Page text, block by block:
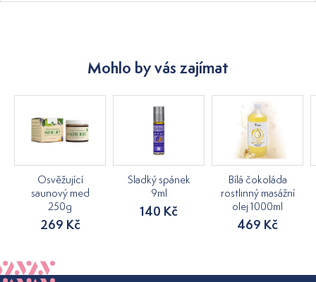
Mohlo by vás zajímat
Osvěžující
saunový med
250g
269 Kč
Sladký spánek
9ml
140 Kč
Bílá čokoláda
rostlinný masážní
olej 1000ml
469 Kč